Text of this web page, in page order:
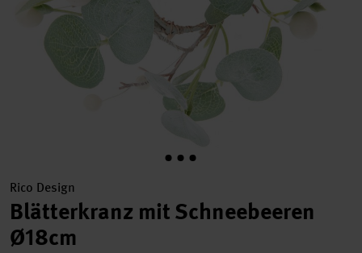
Rico Design
Blätterkranz mit Schneebeeren
Ø18cm